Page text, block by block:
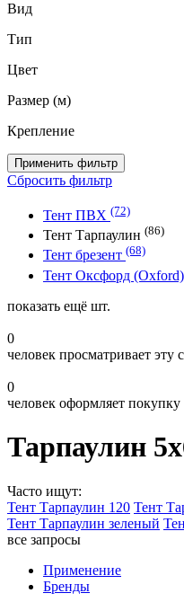
Вид
Тип
Цвет
Размер (м)
Крепление
Применить фильтр
Сбросить фильтр
Тент ПВХ (72)
Тент Тарпаулин (86)
Тент брезент (68)
Тент Оксфорд (Oxford)
показать ещё шт.
0
человек просматривает эту
0
человек оформляет покупку
Тарпаулин
Часто ищут:
Тент Тарпаулин 120 Тент
Тент Тарпаулин зеленый
все запросы
Применение
Бренды